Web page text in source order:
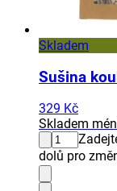
Skladem
Sušina
329 Kč
Skladem
dolů pro